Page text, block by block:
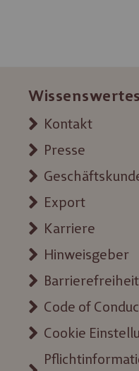
Wissenswertes
Kontakt
Presse
Export
Karriere
Hinweisgeber
Barrierefreiheit
Code of
Cookie